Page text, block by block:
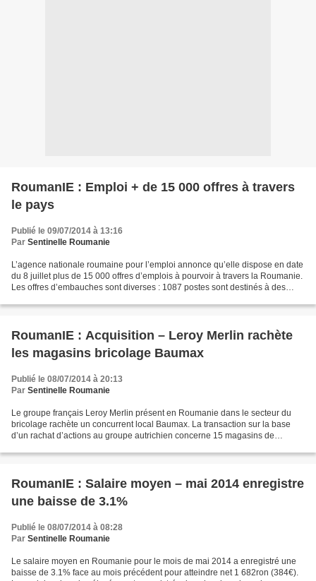
RoumanIE : Emploi + de 15 000 offres à travers
le pays
Publié le 09/07/2014 à 13:16
Par Sentinelle Roumanie
L’agence nationale roumaine pour l’emploi annonce qu’elle dispose en date
du 8 juillet plus de 15 000 offres d’emplois à pourvoir à travers la Roumanie.
Les offres d’embauches sont diverses : 1087 postes sont destinés à des
RoumanIE : Acquisition – Leroy Merlin rachète
les magasins bricolage Baumax
Publié le 08/07/2014 à 20:13
Par Sentinelle Roumanie
Le groupe français Leroy Merlin présent en Roumanie dans le secteur du
bricolage rachète un concurrent local Baumax. La transaction sur la base
d’un rachat d’actions au groupe autrichien concerne 15 magasins de
RoumanIE : Salaire moyen – mai 2014 enregistre
une baisse de 3.1%
Publié le 08/07/2014 à 08:28
Par Sentinelle Roumanie
Le salaire moyen en Roumanie pour le mois de mai 2014 a enregistré une
baisse de 3.1% face au mois précédent pour atteindre net 1 682ron (384€).